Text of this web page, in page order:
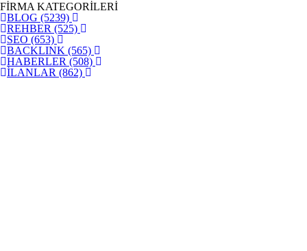
FİRMA KATEGORİLERİ
BLOG (5239)
REHBER (525)
SEO (653)
BACKLINK (565)
HABERLER (508)
İLANLAR (862)